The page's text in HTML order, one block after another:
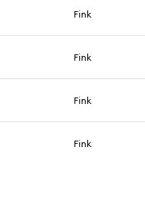
Fink
Fink
Fink
Fink